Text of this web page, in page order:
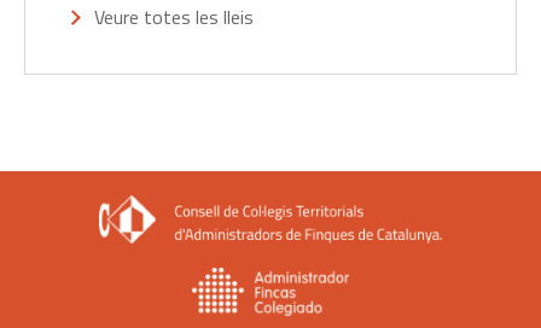
Veure totes les lleis